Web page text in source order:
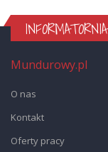
INFORMATORNIA
Mundurowy.pl
O nas
Kontakt
Oferty pracy